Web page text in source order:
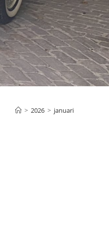
> 2026 > januari